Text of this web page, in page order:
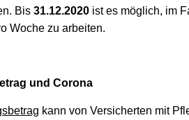
Bis 31.12.2020 ist es möglich, im
Woche zu arbeiten.
und Corona
kann von Versicherten mit